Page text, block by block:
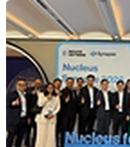
Phát động Giải
dụng năng lượng
22/04/2024 02:58
Bộ Công Thương xác
năng lượng, coi sử dụng
quả là vấn đề quan
bảo đủ nguồn điện phát